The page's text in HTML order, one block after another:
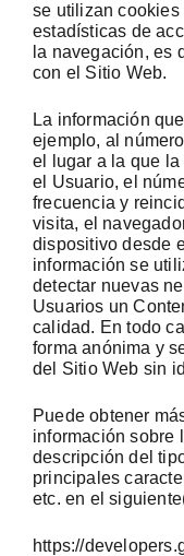
se utilizan
estadísticas de
la navegación, es
con el Sitio Web.
La información
ejemplo, al
el lugar a la que
el Usuario, el
frecuencia y
visita, el
dispositivo desde
información se
detectar nuevas
Usuarios un
calidad. En todo
forma anónima y
del Sitio Web sin
Puede obtener
información sobre
descripción del
principales
etc. en el
https://